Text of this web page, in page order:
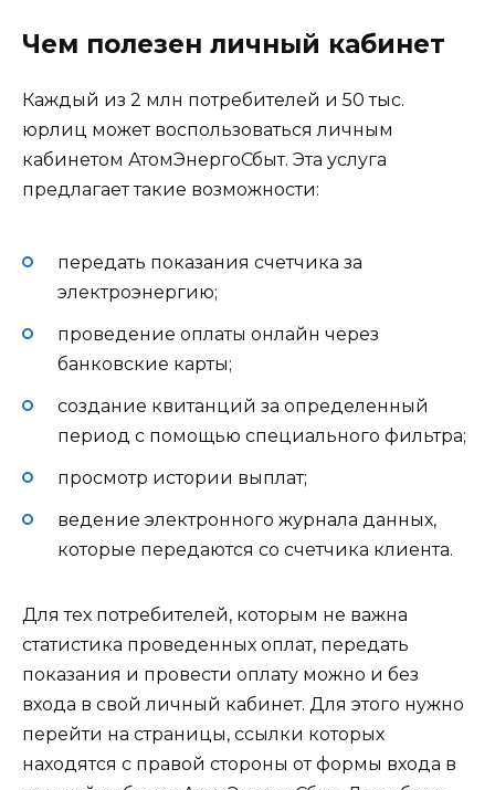
Чем полезен личный кабинет
Каждый из 2 млн потребителей и 50 тыс.
юрлиц может воспользоваться личным
кабинетом АтомЭнергоСбыт. Эта услуга
предлагает такие возможности:
передать показания счетчика за
электроэнергию;
проведение оплаты онлайн через
банковские карты;
создание квитанций за определенный
период с помощью специального фильтра;
просмотр истории выплат;
ведение электронного журнала данных,
которые передаются со счетчика клиента.
Для тех потребителей, которым не важна
статистика проведенных оплат, передать
показания и провести оплату можно и без
входа в свой личный кабинет. Для этого нужно
перейти на страницы, ссылки которых
находятся с правой стороны от формы входа в